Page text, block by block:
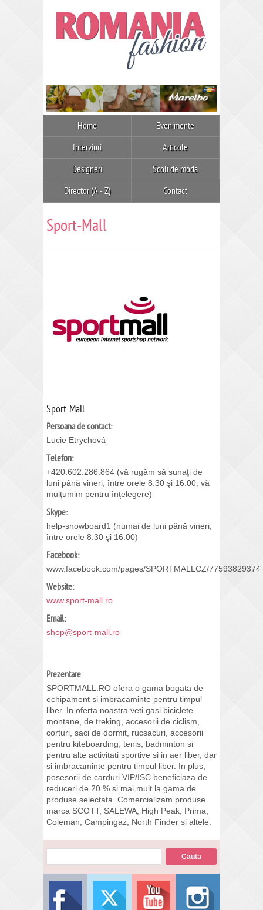
Home Evenimente
Interviuri Articole
Designeri Scoli de moda
Director (A - Z) Contact
Sport-Mall
Sport-Mall
Persoana de contact:
Lucie Etrychová
Telefon:
+420.602.286.864 (vă rugăm să sunaţi de
luni până vineri, între orele 8:30 şi 16:00; vă
mulţumim pentru înţelegere)
Skype:
help-snowboard1 (numai de luni până vineri,
între orele 8:30 şi 16:00)
Facebook:
www.facebook.com/pages/SPORTMALLCZ/77593829374
Website:
www.sport-mall.ro
Email:
shop@sport-mall.ro
Prezentare
SPORTMALL.RO ofera o gama bogata de
echipament si imbracaminte pentru timpul
liber. In oferta noastra veti gasi biciclete
montane, de treking, accesorii de ciclism,
corturi, saci de dormit, rucsacuri, accesorii
pentru kiteboarding, tenis, badminton si
pentru alte activitati sportive si in aer liber, dar
si imbracaminte pentru timpul liber. In plus,
posesorii de carduri VIP/ISC beneficiaza de
reduceri de 20 % si mai mult la gama de
produse selectata. Comercializam produse
marca SCOTT, SALEWA, High Peak, Prima,
Coleman, Campingaz, North Finder si altele.